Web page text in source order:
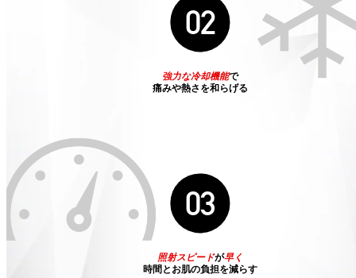
02
強力な冷却機能で
痛みや熱さを和らげる
03
照射スピードが早く
時間とお肌の負担を減らす